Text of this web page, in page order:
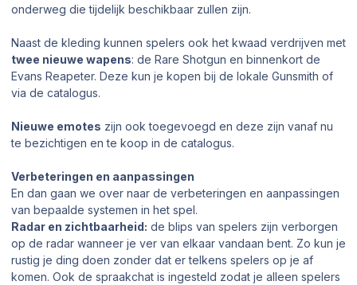
onderweg die tijdelijk beschikbaar zullen zijn.
Naast de kleding kunnen spelers ook het kwaad verdrijven met
twee nieuwe wapens: de Rare Shotgun en binnenkort de
Evans Reapeter. Deze kun je kopen bij de lokale Gunsmith of
via de catalogus.
Nieuwe emotes zijn ook toegevoegd en deze zijn vanaf nu
te bezichtigen en te koop in de catalogus.
Verbeteringen en aanpassingen
En dan gaan we over naar de verbeteringen en aanpassingen
van bepaalde systemen in het spel.
Radar en zichtbaarheid: de blips van spelers zijn verborgen
op de radar wanneer je ver van elkaar vandaan bent. Zo kun je
rustig je ding doen zonder dat er telkens spelers op je af
komen. Ook de spraakchat is ingesteld zodat je alleen spelers